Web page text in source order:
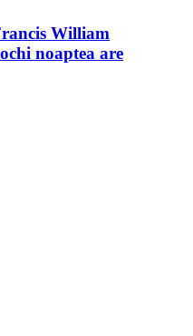
William
noaptea are